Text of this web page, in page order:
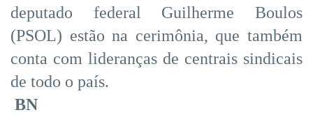
deputado federal Guilherme Boulos
(PSOL) estão na cerimônia, que também
conta com lideranças de centrais sindicais
de todo o país.
BN